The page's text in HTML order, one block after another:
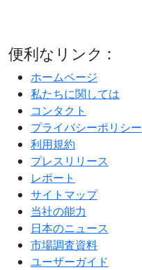
便利なリンク :
ホームページ
私たちに関しては
コンタクト
プライバシーポリシー
利用規約
プレスリリース
レポート
サイトマップ
当社の能力
日本のニュース
市場調査資料
ユーザーガイド